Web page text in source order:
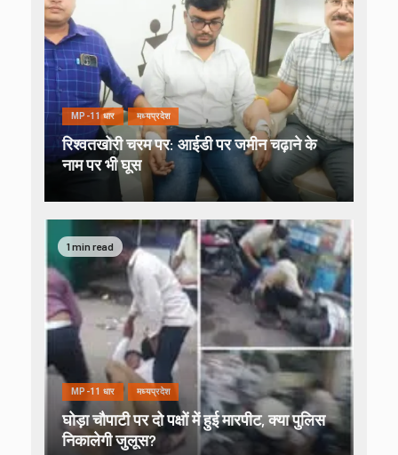
MP-11 धार मध्यप्रदेश
रिश्वतखोरी चरम पर: आईडी पर जमीन चढ़ाने के
नाम पर भी घूस
1 min read
MP-11 धार मध्यप्रदेश
घोड़ा चौपाटी पर दो पक्षों में हुई मारपीट, क्या पुलिस
निकालेगी जुलूस?